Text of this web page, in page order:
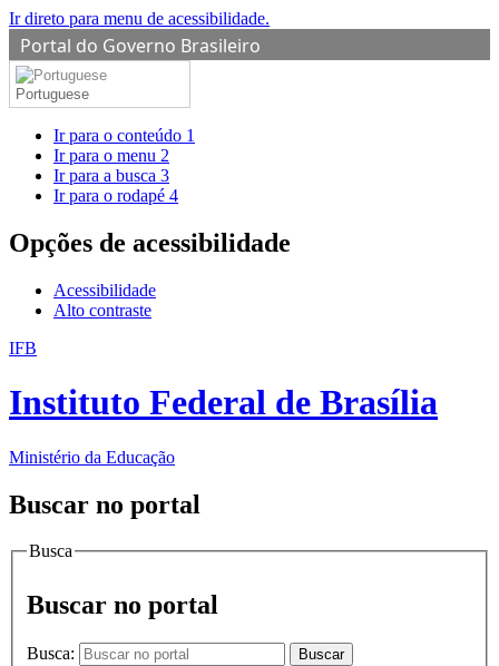
Ir direto para menu de acessibilidade.
Portal do Governo Brasileiro
Portuguese
Ir para o conteúdo 1
Ir para o menu 2
Ir para a busca 3
Ir para o rodapé 4
Opções de acessibilidade
Acessibilidade
Alto contraste
IFB
Instituto Federal de Brasília
Ministério da Educação
Buscar no portal
Busca
Buscar no portal
Busca: Buscar